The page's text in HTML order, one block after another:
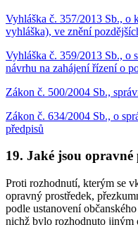
Vyhláška č. 357/2013 Sb., o
vyhláška), ve znění
Vyhláška č. 359/2013 Sb., o
návrhu na zahájení řízení o
Zákon č. 500/2004 Sb.,
Zákon č. 634/2004 Sb., o
předpisů
19. Jaké jsou
Proti rozhodnutí, kterým se
opravný prostředek,
podle ustanovení
nichž bylo rozhodnuto jiným